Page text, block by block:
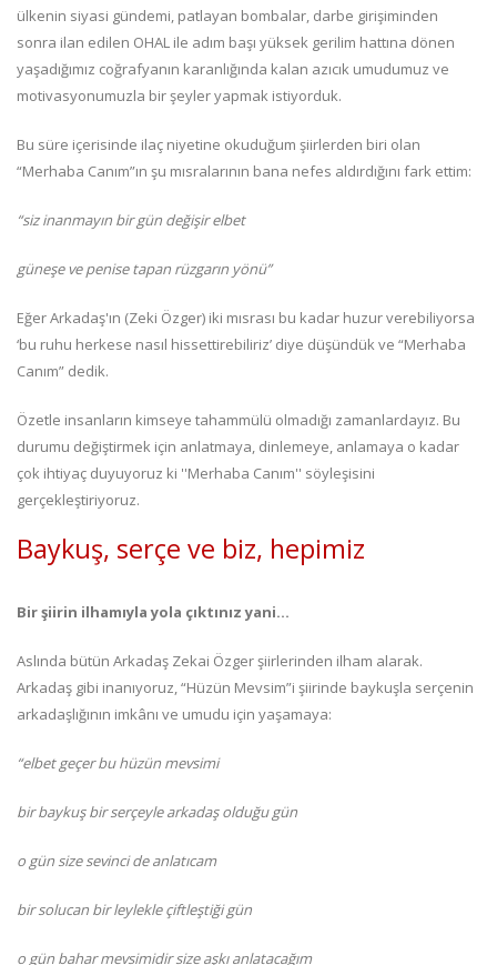
ülkenin siyasi gündemi, patlayan bombalar, darbe girişiminden
sonra ilan edilen OHAL ile adım başı yüksek gerilim hattına dönen
yaşadığımız coğrafyanın karanlığında kalan azıcık umudumuz ve
motivasyonumuzla bir şeyler yapmak istiyorduk.
Bu süre içerisinde ilaç niyetine okuduğum şiirlerden biri olan
“Merhaba Canım”ın şu mısralarının bana nefes aldırdığını fark ettim:
“siz inanmayın bir gün değişir elbet
güneşe ve penise tapan rüzgarın yönü”
Eğer Arkadaş'ın (Zeki Özger) iki mısrası bu kadar huzur verebiliyorsa
‘bu ruhu herkese nasıl hissettirebiliriz’ diye düşündük ve “Merhaba
Canım” dedik.
Özetle insanların kimseye tahammülü olmadığı zamanlardayız. Bu
durumu değiştirmek için anlatmaya, dinlemeye, anlamaya o kadar
çok ihtiyaç duyuyoruz ki ''Merhaba Canım'' söyleşisini
gerçekleştiriyoruz.
Baykuş, serçe ve biz, hepimiz
Bir şiirin ilhamıyla yola çıktınız yani…
Aslında bütün Arkadaş Zekai Özger şiirlerinden ilham alarak.
Arkadaş gibi inanıyoruz, “Hüzün Mevsim”i şiirinde baykuşla serçenin
arkadaşlığının imkânı ve umudu için yaşamaya:
“elbet geçer bu hüzün mevsimi
bir baykuş bir serçeyle arkadaş olduğu gün
o gün size sevinci de anlatıcam
bir solucan bir leylekle çiftleştiği gün
o gün bahar mevsimidir size aşkı anlatacağım